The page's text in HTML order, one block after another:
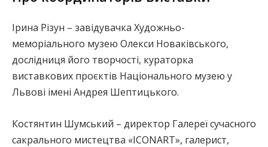
Ірина Різун – завідувачка Художньо-
меморіального музею Олекси Новаківського,
дослідниця його творчості, кураторка
виставкових проєктів Національного музею у
Львові імені Андрея Шептицького.
Костянтин Шумський – директор Галереї сучасного
сакрального мистецтва «ICONART», галерист,